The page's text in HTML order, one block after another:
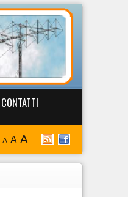
CONTATTI
A A A